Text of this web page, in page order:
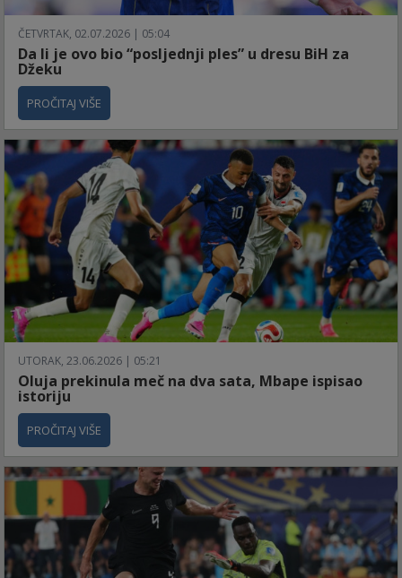
ČETVRTAK, 02.07.2026 | 05:04
Da li je ovo bio “posljednji ples” u dresu BiH za
Džeku
PROČITAJ VIŠE
UTORAK, 23.06.2026 | 05:21
Oluja prekinula meč na dva sata, Mbape ispisao
istoriju
PROČITAJ VIŠE